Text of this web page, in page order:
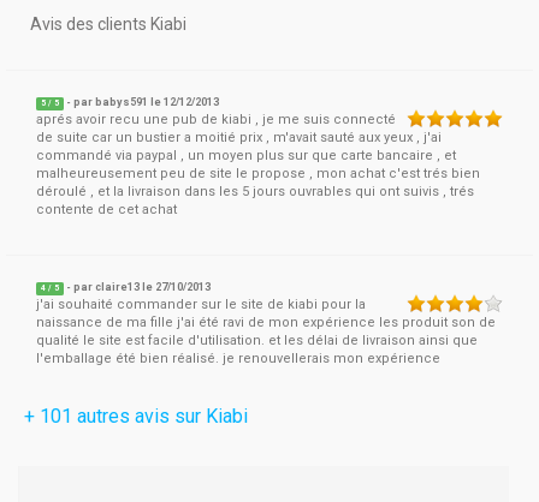
Avis des clients Kiabi
5 / 5 - par babys591 le 12/12/2013
aprés avoir recu une pub de kiabi , je me suis connecté
de suite car un bustier a moitié prix , m'avait sauté aux yeux , j'ai
commandé via paypal , un moyen plus sur que carte bancaire , et
malheureusement peu de site le propose , mon achat c'est trés bien
déroulé , et la livraison dans les 5 jours ouvrables qui ont suivis , trés
contente de cet achat
4 / 5 - parclaire13 le 27/10/2013
j'ai souhaité commander sur le site de kiabi pour la
naissance de ma fille j'ai été ravi de mon expérience les produit son de
qualité le site est facile d'utilisation. et les délai de livraison ainsi que
l'emballage été bien réalisé. je renouvellerais mon expérience
+ 101 autres avis sur Kiabi